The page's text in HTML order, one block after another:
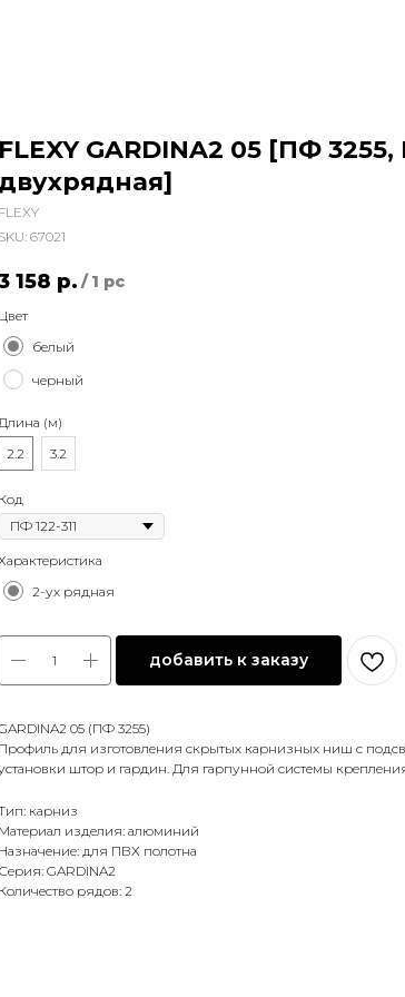
FLEXY GARDINA2 05 [ПФ
двухрядная]
FLEXY
SKU: 67021
158 р. / 1 pc
Цвет
белый
черный
(м)
2.2
3.2
Код
2-ух рядная
добавить к заказу
05 (ПФ 3255)
Профиль для изготовления скрытых карнизных ниш с
штор и гардин. Для гарпунной системы
карниз
Материал изделия: алюминий
Назначение: для ПВХ полотна
Серия: GARDINA2
Количество рядов: 2